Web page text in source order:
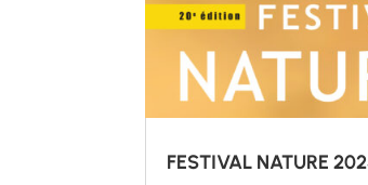
FESTIVAL NATURE